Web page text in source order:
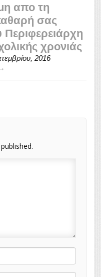
απο τη
σας
Περιφερειάρχη
χρονιάς
2016